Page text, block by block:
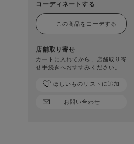
コーディネートする
この商品をコーデする
店舗取り寄せ
カートに入れてから、店舗取り寄
せ手続きへおすすみください。
お問い合わせ
ほしいものリストに追加